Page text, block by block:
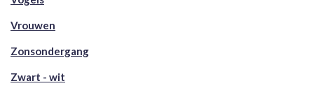
Vrouwen
Zonsondergang
Zwart - wit